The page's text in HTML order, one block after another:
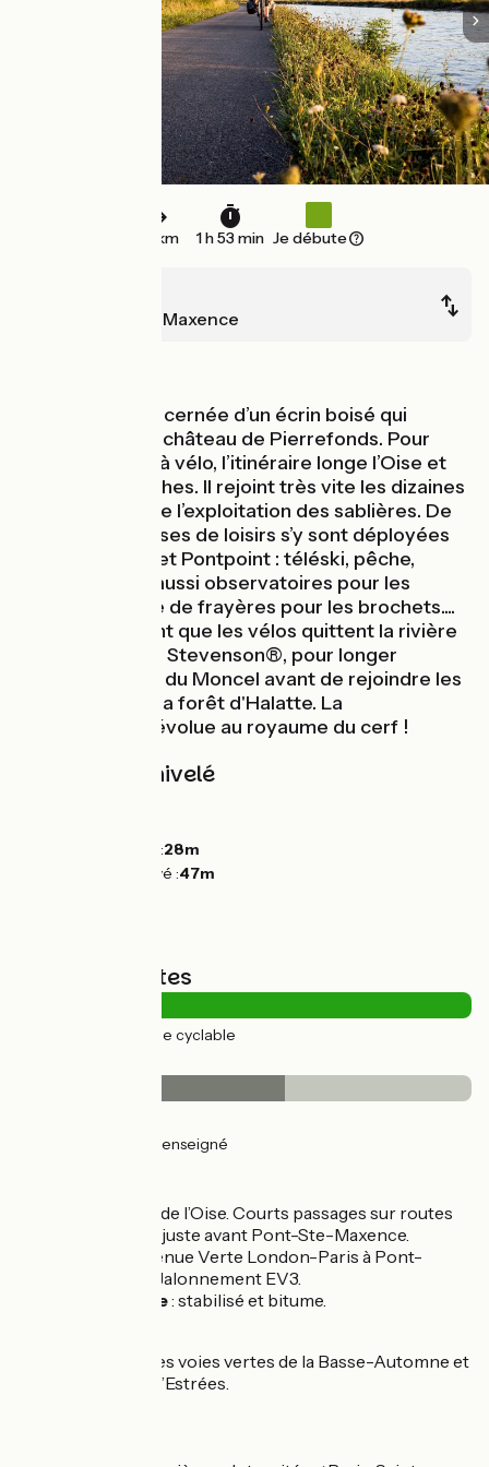
28 km 1 h 53 min Je débute
Pont-Sainte-Maxence
Compiègne est cernée d’un écrin boisé qui
s’étend jusqu’au château de Pierrefonds. Pour
sortir de la ville à vélo, l’itinéraire longe l’Oise et
côtoie les péniches. Il rejoint très vite les dizaines
d’étangs issus de l’exploitation des sablières. De
nombreuses bases de loisirs s’y sont déployées
entre Verberie et Pontpoint : téléski, pêche,
baignade mais aussi observatoires pour les
oiseaux ou zone de frayères pour les brochets....
C'est à Pontpoint que les vélos quittent la rivière
Oise et la Route Stevenson®, pour longer
l'abbaye Royale du Moncel avant de rejoindre les
frondaisons de la forêt d'Halatte. La
Scandibérique évolue au royaume du cerf !
Pentes et dénivelé
Point le plus bas :28m
Point le plus élevé :47m
Types de routes
(100%) Voie cyclable
(41%) Non renseigné
Voie verte le long de l’Oise. Courts passages sur routes
après Verberie et juste avant Pont-Ste-Maxence.
Connexion à L’Avenue Verte London-Paris à Pont-
Sainte-Maxence. Jalonnement EV3.
Revêtement lisse: stabilisé et bitume.
Connexion avec les voies vertes de la Basse-Automne et
celle de la Plaine d’Estrées.